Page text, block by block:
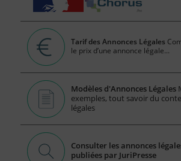
Tarif des Annonces Légales
le prix d’une annonce légale...
Modèles d'Annonces Légales
exemples, tout savoir du
légales
Consulter les annonces
publiées par JuriPresse